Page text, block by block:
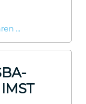
...